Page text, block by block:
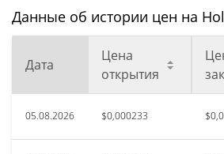
сент. 29, 2025 (10 месяцев
назад)
Исторический мин.
апр. 22, 2026 (3 месяцев
назад)
Данные об истории цен на
Дата
Цена
открытия
05.08.2026 $0,000233